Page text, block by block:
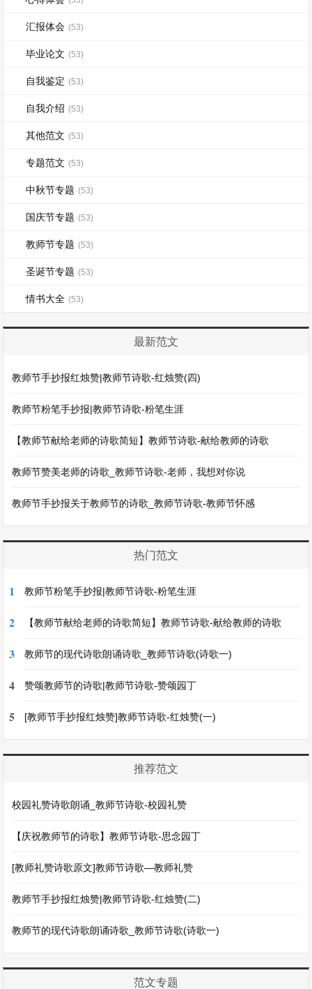
汇报体会 (53)
毕业论文 (53)
自我鉴定 (53)
自我介绍 (53)
其他范文 (53)
专题范文 (53)
中秋节专题 (53)
国庆节专题 (53)
教师节专题 (53)
圣诞节专题 (53)
情书大全 (53)
最新范文
教师节手抄报红烛赞|教师节诗歌-红烛赞(四)
教师节粉笔手抄报|教师节诗歌-粉笔生涯
【教师节献给老师的诗歌简短】教师节诗歌-献给教师的诗歌
教师节赞美老师的诗歌_教师节诗歌-老师，我想对你说
教师节手抄报关于教师节的诗歌_教师节诗歌-教师节怀感
热门范文
1 教师节粉笔手抄报|教师节诗歌-粉笔生涯
2 【教师节献给老师的诗歌简短】教师节诗歌-献给教师的诗歌
3 教师节的现代诗歌朗诵诗歌_教师节诗歌(诗歌一)
4 赞颂教师节的诗歌|教师节诗歌-赞颂园丁
5 [教师节手抄报红烛赞]教师节诗歌-红烛赞(一)
推荐范文
校园礼赞诗歌朗诵_教师节诗歌-校园礼赞
【庆祝教师节的诗歌】教师节诗歌-思念园丁
[教师礼赞诗歌原文]教师节诗歌—教师礼赞
教师节手抄报红烛赞|教师节诗歌-红烛赞(二)
教师节的现代诗歌朗诵诗歌_教师节诗歌(诗歌一)
范文专题